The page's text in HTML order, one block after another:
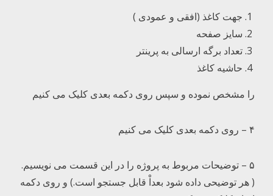
جهت کاغذ (افقی و عمودی )
سایز صفحه
تعداد برگه ارسالی به پرینتر
حاشیه کاغذ
را مشخص نموده و سپس روی دکمه بعدی کلیک می کنیم
۴ – روی دکمه بعدی کلیک می کنیم
۵ – توضیحات مربوط به پروژه را در این قسمت می نویسیم.
( هر توضیحی داده شود بعداْ قابل جستجو است.) و روی دکمه